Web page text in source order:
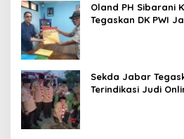
Oland PH Sibarani
Tegaskan DK PWI
Sekda Jabar
Terindikasi Judi